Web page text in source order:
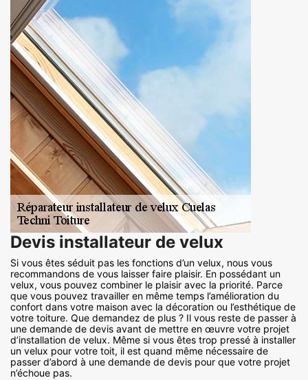
Devis installateur de velux
Si vous êtes séduit pas les fonctions d’un velux, nous vous
recommandons de vous laisser faire plaisir. En possédant un
velux, vous pouvez combiner le plaisir avec la priorité. Parce
que vous pouvez travailler en même temps l’amélioration du
confort dans votre maison avec la décoration ou l’esthétique de
votre toiture. Que demandez de plus ? Il vous reste de passer à
une demande de devis avant de mettre en œuvre votre projet
d’installation de velux. Même si vous êtes trop pressé à installer
un velux pour votre toit, il est quand même nécessaire de
passer d’abord à une demande de devis pour que votre projet
n’échoue pas.